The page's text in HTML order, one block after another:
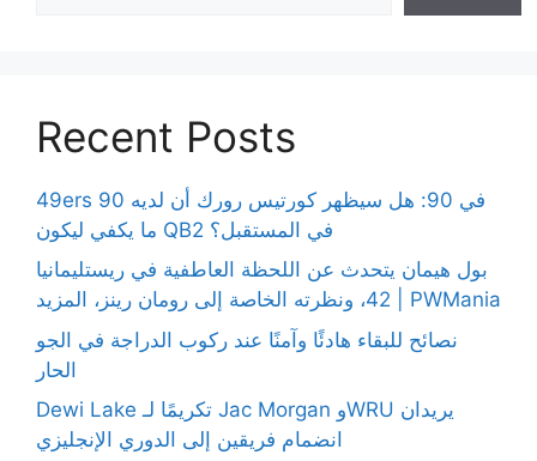
Recent Posts
49ers 90 في 90: هل سيظهر كورتيس رورك أن لديه
ما يكفي ليكون QB2 في المستقبل؟
بول هيمان يتحدث عن اللحظة العاطفية في ريستليمانيا
42، ونظرته الخاصة إلى رومان رينز، المزيد | PWMania
نصائح للبقاء هادئًا وآمنًا عند ركوب الدراجة في الجو
الحار
Dewi Lake تكريمًا لـ Jac Morgan وWRU يريدان
انضمام فريقين إلى الدوري الإنجليزي